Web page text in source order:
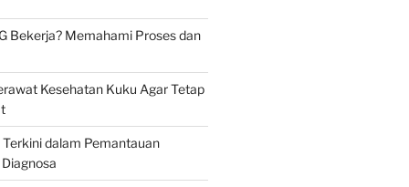
Bekerja? Memahami Proses dan
Kesehatan Kuku Agar Tetap
Terkini dalam Pemantauan